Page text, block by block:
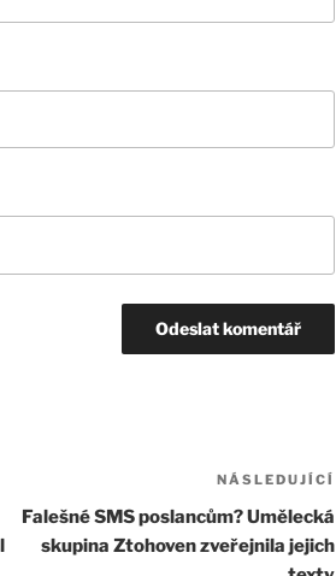
NÁSLEDUJÍCÍ
Falešné SMS poslancům? Umělecká
skupina Ztohoven zveřejnila jejich